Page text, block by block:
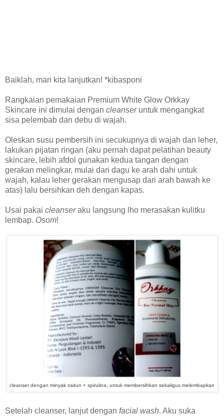
Baiklah, mari kita lanjutkan! *kibasponi
Rangkaian pemakaian Premium White Glow Orkkay
Skincare ini dimulai dengan cleanseruntuk mengangkat
sisa pelembab dan debu di wajah.
Oleskan susu pembersih ini secukupnya di wajah dan leher,
lakukan pijatan ringan (aku pernah dapat pelatihan beauty
skincare, lebih afdol gunakan kedua tangan dengan
gerakan melingkar, mulai dari dagu ke arah dahi untuk
wajah, kalau leher gerakan mengusap dari arah bawah ke
atas) lalu bersihkan deh dengan kapas.
Usai pakai cleanseraku langsung lho merasakan kulitku
lembap. Osom!
cleanser dengan minyak zaitun + spirulina, untuk membersihkan sekaligus melembapkan
Setelah cleanser, lanjut dengan facial wash. Aku suka